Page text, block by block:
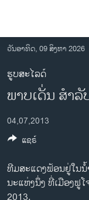
ເຂົ້າ
ຫາ
ຂ້າມ
ຂ້າມ
ໄປ
ຫາ
ຄົ້ນ
ລາວ
ອາເມຣິກາ
ການເລືອກຕັ້ງ ປະທາ
ຂ່າວ​ຈີນ
ໂລກ
ເອເຊຍ
ວັນອາທິດ, 09 ສິງຫາ 2026
ຮູບສະໄລດ໌
ພາບເດັ່ນ ສໍາ
04,07,2013
ທີມສະແດງຟ້ອນຢູ່ໃນນໍ້
ນະແຫ່ງນຶ່ງ ທີ່ເມືອງຟູ
ແຊຣ໌